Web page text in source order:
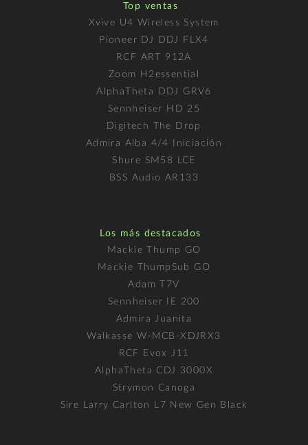
Top ventas
Xvive U4 Wireless System
Pioneer DJ DDJ FLX4
RCF ART 912A
Zoom H2essential
AlphaTheta DDJ GRV6
Sennheiser HD 25
Digitech The Drop
Admira Alba 4/4 Iniciación
Shure SM58 LCE
BSS Audio AR133
Los más destacados
Mackie Thump GO
Mackie ThumpSub GO
Adam T7V
Sennheiser IE 200
Admira Juanita
Walkasse W-MCB-XDJRX3
RCF Evox J11
AlphaTheta CDJ 3000X
Strymon Canoga
Sire Larry Carlton L7 New Gen Black